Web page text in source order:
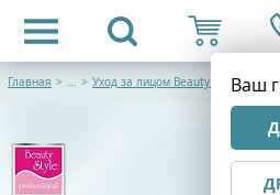
Ваш
Главная > ... > Уход за лицом Beauty Style